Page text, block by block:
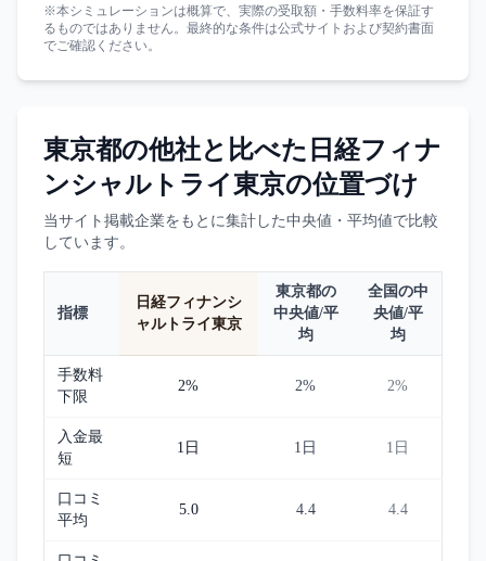
※本シミュレーションは概算で、実際の受取額・手数料率を保証す
るものではありません。最終的な条件は公式サイトおよび契約書面
でご確認ください。
東京都の他社と比べた 日経フィナ
ンシャルトライ東京の位置づけ
当サイト掲載企業をもとに集計した中央値・平均値で比較
しています。
指標
日経フィナンシ
ャルトライ東京
東京都の
中央値/平
均
全国の中
央値/平
均
手数料
下限
2% 2% 2%
入金最
短
1日 1日 1日
口コミ
平均
5.0 4.4 4.4